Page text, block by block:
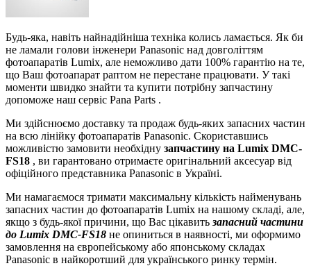
Будь-яка, навіть найнадійніша техніка колись ламається. Як би
не ламали голови інженери Panasonic над довголіттям
фотоапаратів Lumix, але неможливо дати 100% гарантію на те,
що Ваш фотоапарат раптом не перестане працювати. У такі
моменти швидко знайти та купити потрібну запчастину
допоможе наш сервіс Pana Parts .
Ми здійснюємо доставку та продаж будь-яких запасних частин
на всю лінійку фотоапаратів Panasonic. Скориставшись
можливістю замовити необхідну запчастину на Lumix DMC-
FS18 , ви гарантовано отримаєте оригінальний аксесуар від
офіційного представника Panasonic в Україні.
Ми намагаємося тримати максимальну кількість найменувань
запасних частин до фотоапаратів Lumix на нашому складі, але,
якщо з будь-якої причини, що Вас цікавить запасний частини
до Lumix DMC-FS18 не опиниться в наявності, ми оформимо
замовлення на європейському або японському складах
Panasonic в найкоротший для українського ринку термін.